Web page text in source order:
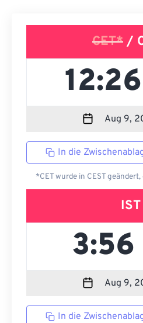
CET* /
In die
*CET wurde in CEST
IST
In die